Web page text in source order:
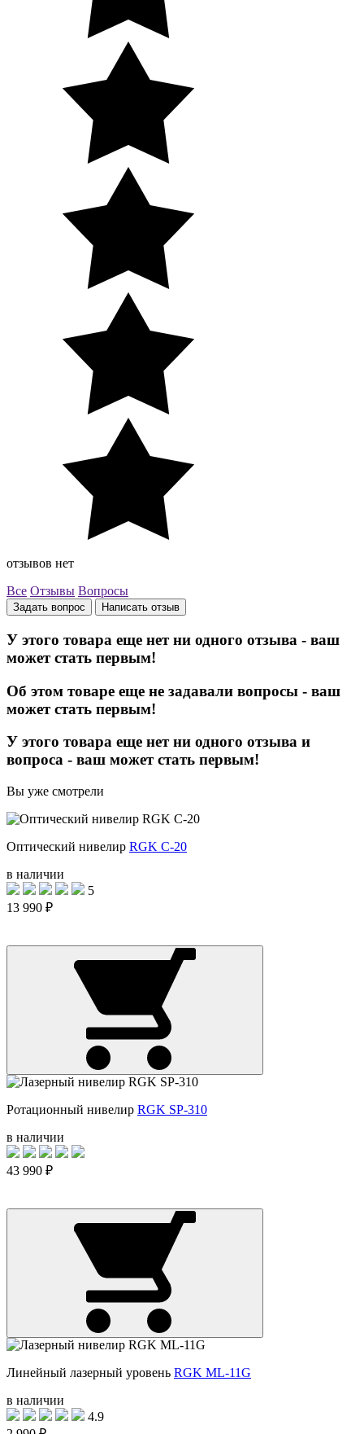
отзывов нет
Все Отзывы Вопросы
Задать вопрос Написать отзыв
У этого товара еще нет ни одного отзыва - ваш
может стать первым!
Об этом товаре еще не задавали вопросы - ваш
может стать первым!
У этого товара еще нет ни одного отзыва и
вопроса - ваш может стать первым!
Вы уже смотрели
Оптический нивелир RGK C-20
в наличии
5
13 990 ₽
Ротационный нивелир RGK SP-310
в наличии
43 990 ₽
Линейный лазерный уровень RGK ML-11G
в наличии
4.9